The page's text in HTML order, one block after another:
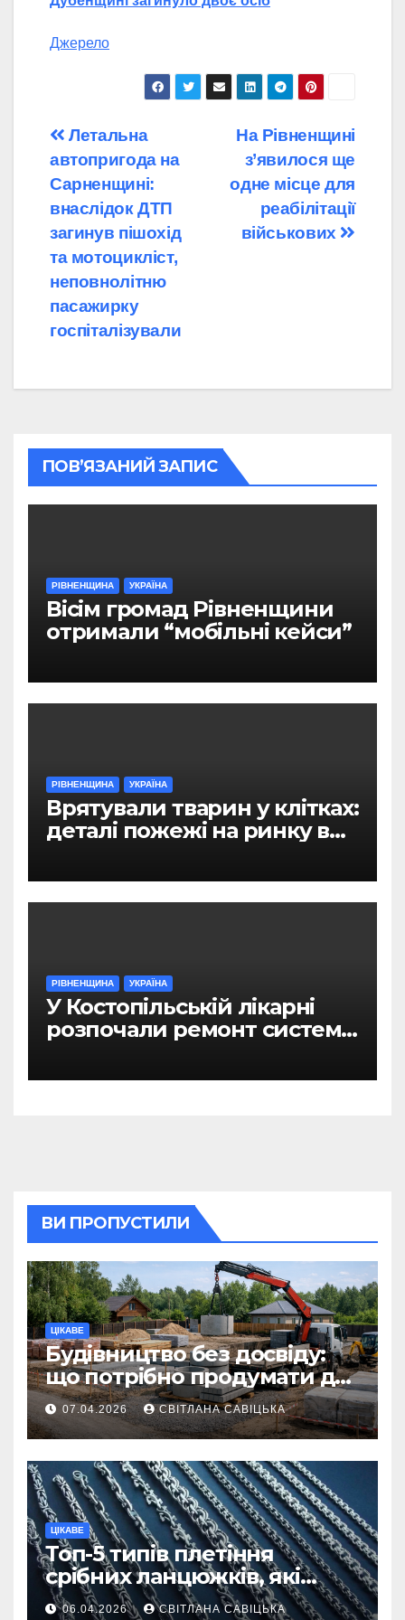
Джерело
Навігація
записів
На Рівненщині
з’явилося ще
одне місце для
реабілітації
військових
Летальна
автопригода на
Сарненщині:
внаслідок ДТП
загинув пішохід
та мотоцикліст,
неповнолітню
пасажирку
госпіталізували
ПОВ’ЯЗАНИЙ ЗАПИС
РІВНЕНЩИНА УКРАЇНА
Вісім громад Рівненщини
отримали “мобільні кейси”
РІВНЕНЩИНА УКРАЇНА
Врятували тварин у клітках:
деталі пожежі на ринку в
РІВНЕНЩИНА УКРАЇНА
У Костопільській лікарні
розпочали ремонт системи
ВИ ПРОПУСТИЛИ
ЦІКАВЕ
Будівництво без досвіду:
що потрібно продумати до
першої доставки на
ділянку
07.04.2026 СВІТЛАНА САВІЦЬКА
ЦІКАВЕ
Топ-5 типів плетіння
срібних ланцюжків, які
вважаються
06.04.2026 СВІТЛАНА САВІЦЬКА